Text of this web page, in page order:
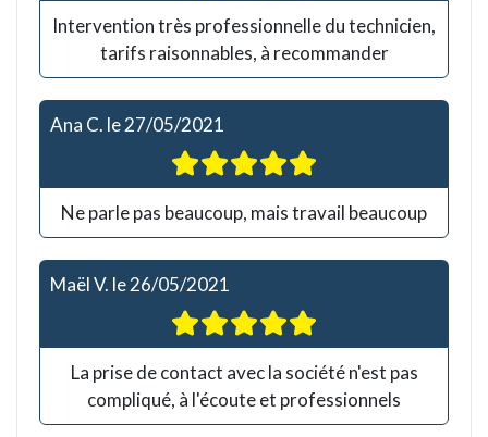
Intervention très professionnelle du technicien,
tarifs raisonnables, à recommander
Ana C. le27/05/2021
Ne parle pas beaucoup, mais travail beaucoup
Maël V. le26/05/2021
La prise de contact avec la société n'est pas
compliqué, à l'écoute et professionnels